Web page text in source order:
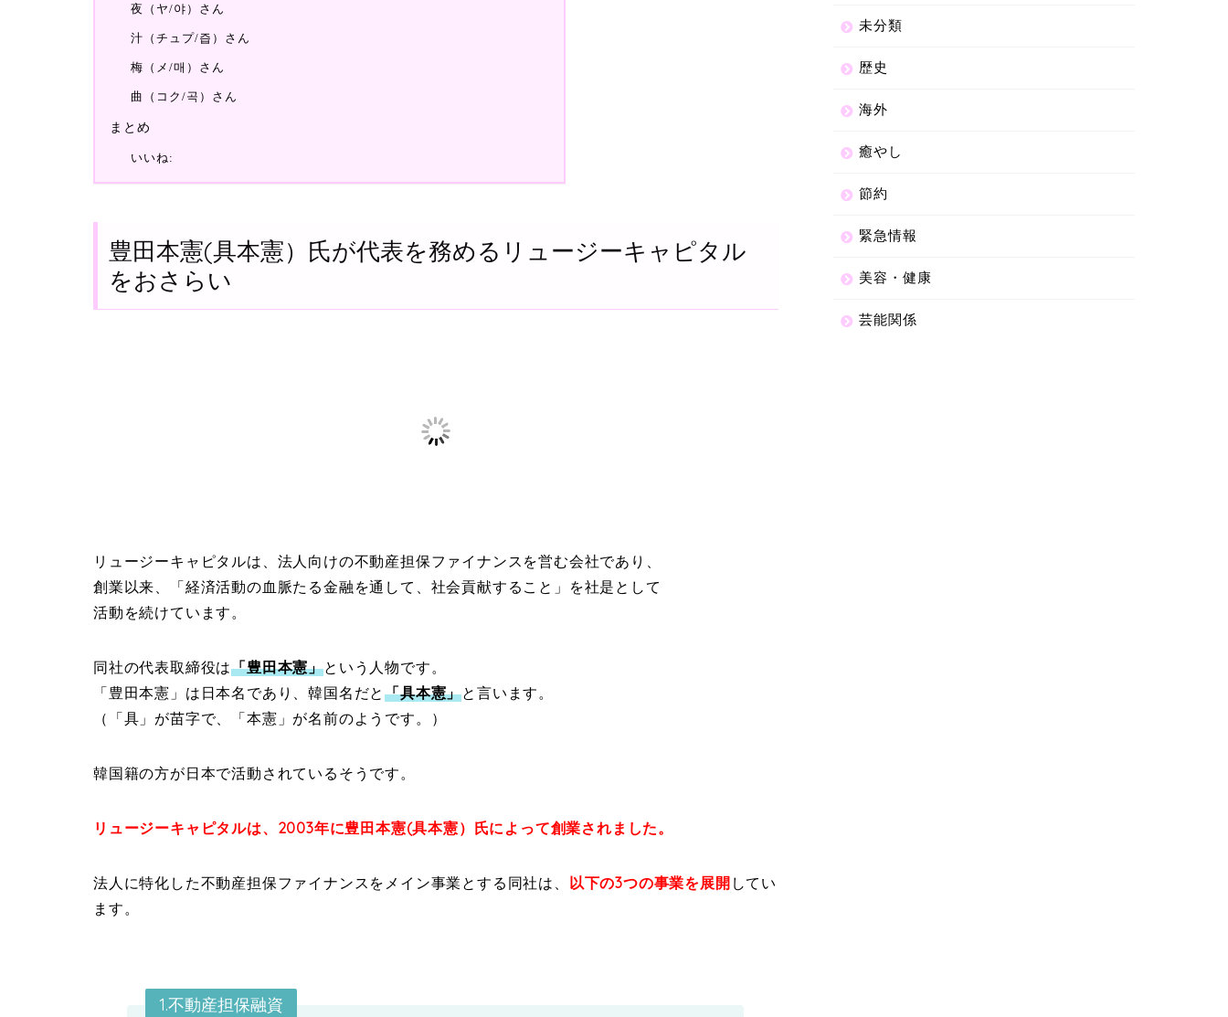
夜（ヤ/야）さん
汁（チュプ/즙）さん
梅（メ/매）さん
曲（コク/곡）さん
まとめ
いいね:
豊田本憲(具本憲）氏が代表を務めるリュージーキャピタル
をおさらい
リュージーキャピタルは、法人向けの不動産担保ファイナンスを営む会社であり、
創業以来、「経済活動の血脈たる金融を通して、社会貢献すること」を社是として
活動を続けています。
同社の代表取締役は「豊田本憲」という人物です。
「豊田本憲」は日本名であり、韓国名だと「具本憲」と言います。
（「具」が苗字で、「本憲」が名前のようです。）
韓国籍の方が日本で活動されているそうです。
リュージーキャピタルは、 2003年に豊田本憲(具本憲）氏によって創業されました。
法人に特化した不動産担保ファイナンスをメイン事業とする同社は、 以下の3つの事業を展開 してい
ます。
1.不動産担保融資
未分類
歴史
海外
癒やし
節約
緊急情報
美容・健康
芸能関係